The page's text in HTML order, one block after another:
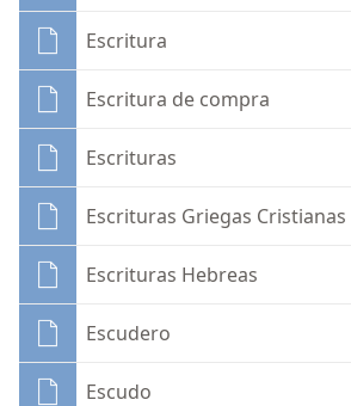
Escritura
Escritura de compra
Escrituras
Escrituras Griegas Cristianas
Escrituras Hebreas
Escudero
Escudo